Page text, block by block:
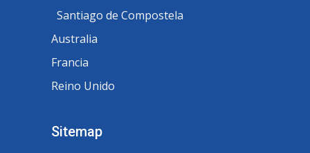
Santiago de Compostela
Australia
Francia
Reino Unido
Sitemap